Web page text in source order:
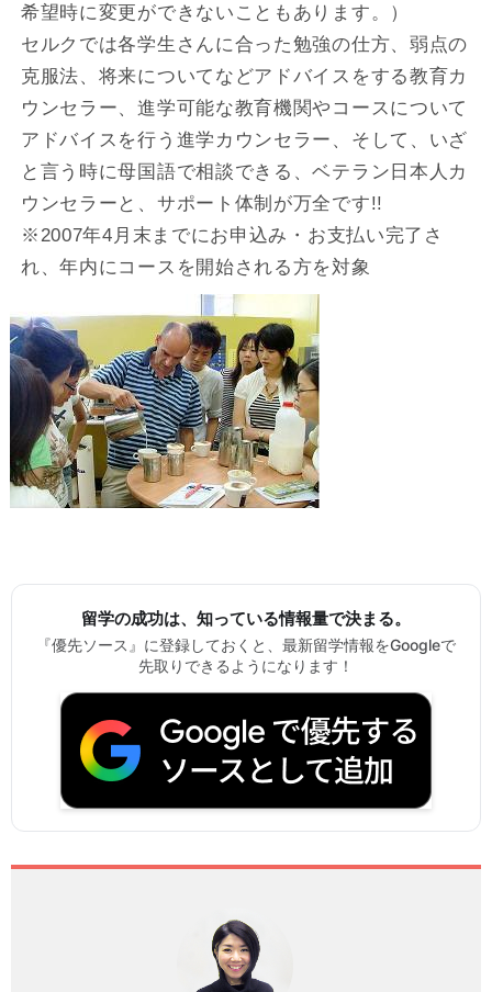
希望時に変更ができないこともあります。）
セルクでは各学生さんに合った勉強の仕方、弱点の
克服法、将来についてなどアドバイスをする教育カ
ウンセラー、進学可能な教育機関やコースについて
アドバイスを行う進学カウンセラー、そして、いざ
と言う時に母国語で相談できる、ベテラン日本人カ
ウンセラーと、サポート体制が万全です!!
※2007年4月末までにお申込み・お支払い完了さ
れ、年内にコースを開始される方を対象
留学の成功は、知っている情報量で決まる。
『優先ソース』に登録しておくと、最新留学情報をGoogleで
先取りできるようになります！